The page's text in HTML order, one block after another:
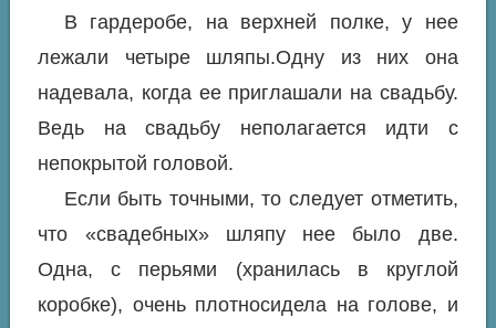
В гардеробе, на верхней полке, у нее
лежали четыре шляпы.Одну из них она
надевала, когда ее приглашали на свадьбу.
Ведь на свадьбу неполагается идти с
непокрытой головой.
Если быть точными, то следует отметить,
что «свадебных» шляпу нее было две.
Одна, с перьями (хранилась в круглой
коробке), очень плотносидела на голове, и